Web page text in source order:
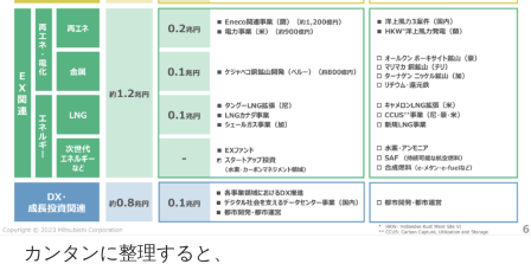
カンタンに整理すると、